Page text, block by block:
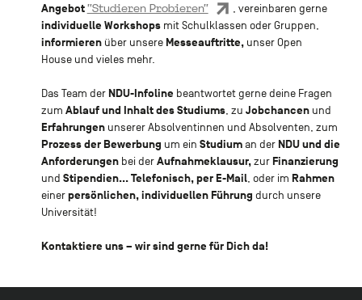
Angebot "Studieren Probieren" , vereinbaren gerne
individuelle Workshopsmit Schulklassen oder Gruppen,
informierenüber unsere Messeauftritte,unser Open
House und vieles mehr.
Das Team derNDU-Infoline beantwortet gerne deine Fragen
zum Ablauf und Inhalt des Studiums, zu Jobchancenund
Erfahrungenunserer Absolventinnen und Absolventen, zum
Prozess der Bewerbung um ein Studiuman der NDU und die
Anforderungenbei der Aufnahmeklausur,zur Finanzierung
und Stipendien... Telefonisch, per E-Mail, oder im Rahmen
einer persönlichen, individuellen Führung durch unsere
Universität!
Kontaktiere uns – wir sind gerne für Dich da!